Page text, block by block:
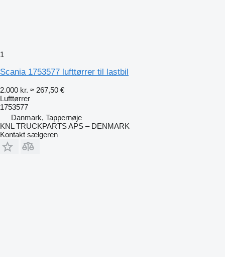
1
Scania 1753577 lufttørrer til lastbil
2.000 kr. ≈ 267,50 €
Lufttørrer
1753577
Danmark, Tappernøje
KNL TRUCKPARTS APS – DENMARK
Kontakt sælgeren